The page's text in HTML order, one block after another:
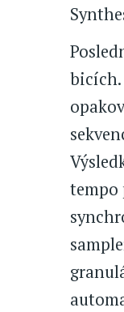
bicích.
tempo